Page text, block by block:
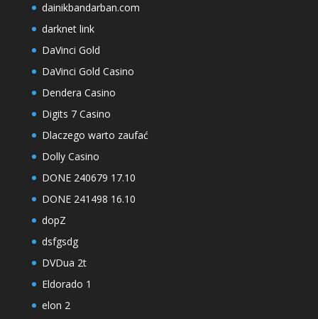
dainikbandarban.com
darknet link
DaVinci Gold
DaVinci Gold Casino
Dendera Casino
Digits 7 Casino
Dlaczego warto zaufać
Dolly Casino
DONE 240679 17.10
DONE 241498 16.10
dopZ
dsfgsdg
DVDua 2t
Eldorado 1
elon 2